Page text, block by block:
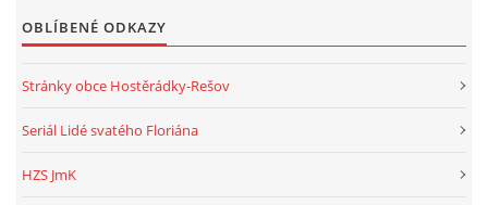
OBLÍBENÉ ODKAZY
Stránky obce Hostěrádky-Rešov
Seriál Lidé svatého Floriána
HZS JmK